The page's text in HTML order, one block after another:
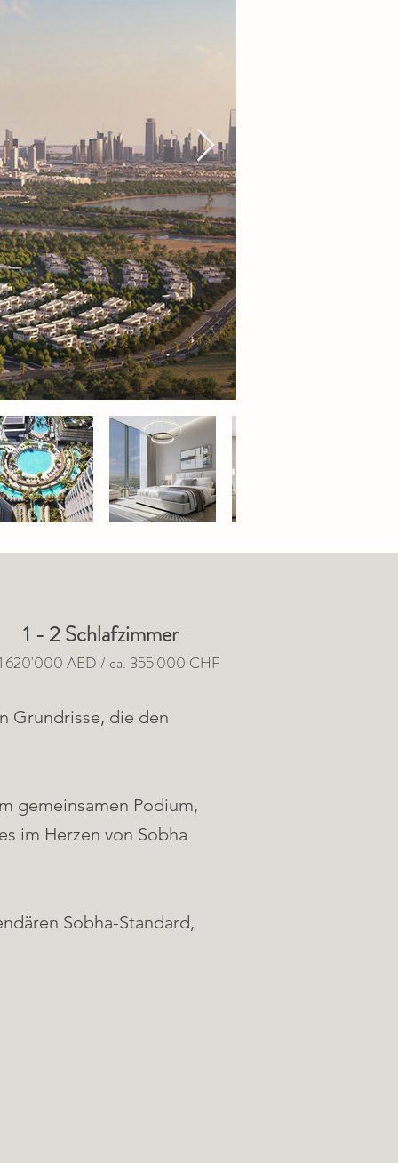
1 - 2 Schlafzimmer
AED / ca. 355'000 CHF
Grundrisse, die den
gemeinsamen Podium,
im Herzen von Sobha
Sobha-Standard,